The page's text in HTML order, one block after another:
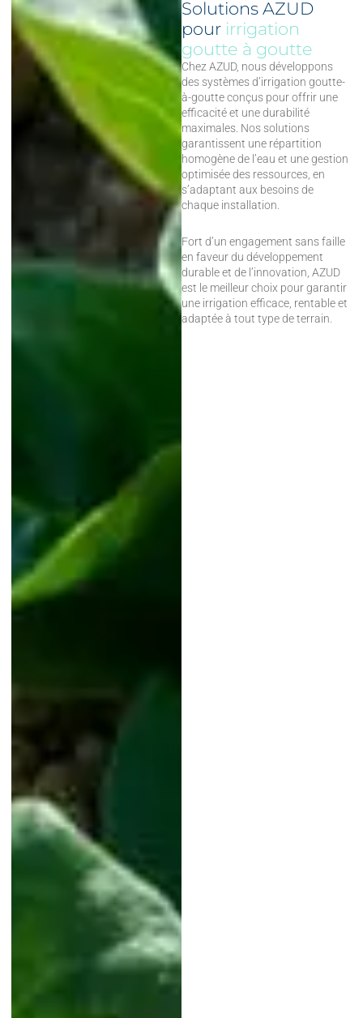
Solutions AZUD
pour irrigation
goutte à goutte
Chez AZUD, nous développons
des systèmes d’irrigation goutte-
à-goutte conçus pour offrir une
efficacité et une durabilité
maximales. Nos solutions
garantissent une répartition
homogène de l’eau et une gestion
optimisée des ressources, en
s’adaptant aux besoins de
chaque installation.
Fort d’un engagement sans faille
en faveur du développement
durable et de l’innovation, AZUD
est le meilleur choix pour garantir
une irrigation efficace, rentable et
adaptée à tout type de terrain.